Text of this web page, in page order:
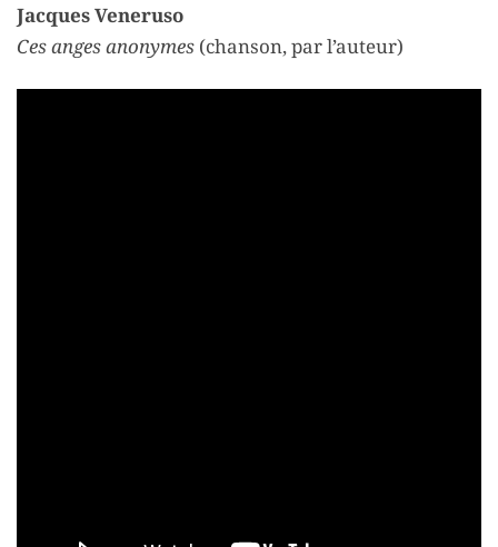
Jacques Veneruso
Ces anges anonymes (chanson, par l’auteur)